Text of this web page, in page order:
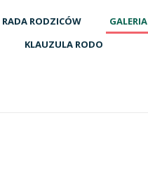
RADA RODZICÓW GALERIA
KLAUZULA RODO